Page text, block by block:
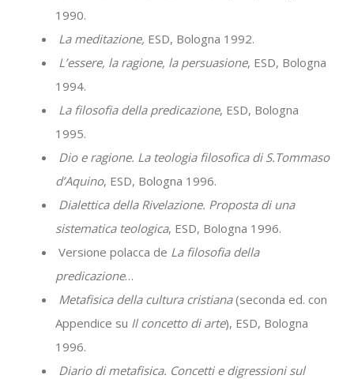
1990.
La meditazione, ESD, Bologna 1992.
L’essere, la ragione, la persuasione, ESD, Bologna
1994.
La filosofia della predicazione, ESD, Bologna
1995.
Dio e ragione. La teologia filosofica di S.Tommaso
d’Aquino, ESD, Bologna 1996.
Dialettica della Rivelazione. Proposta di una
sistematica teologica, ESD, Bologna 1996.
Versione polacca de La filosofia della
predicazione…
Metafisica della cultura cristiana(seconda ed. con
Appendice su Il concetto di arte), ESD, Bologna
1996.
Diario di metafisica. Concetti e digressioni sul